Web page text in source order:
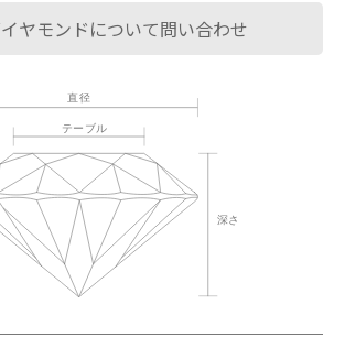
ヤモンドについて問い合わせ